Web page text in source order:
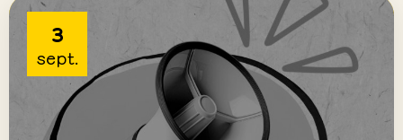
3
sept.